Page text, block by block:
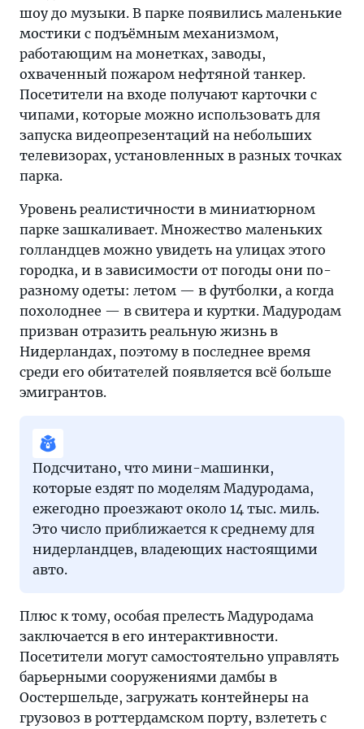
шоу до музыки. В парке появились маленькие
мостики с подъёмным механизмом,
работающим на монетках, заводы,
охваченный пожаром нефтяной танкер.
Посетители на входе получают карточки с
чипами, которые можно использовать для
запуска видеопрезентаций на небольших
телевизорах, установленных в разных точках
парка.
Уровень реалистичности в миниатюрном
парке зашкаливает. Множество маленьких
голландцев можно увидеть на улицах этого
городка, и в зависимости от погоды они по-
разному одеты: летом — в футболки, а когда
похолоднее — в свитера и куртки. Мадуродам
призван отразить реальную жизнь в
Нидерландах, поэтому в последнее время
среди его обитателей появляется всё больше
эмигрантов.
Подсчитано, что мини-машинки,
которые ездят по моделям Мадуродама,
ежегодно проезжают около 14 тыс. миль.
Это число приближается к среднему для
нидерландцев, владеющих настоящими
авто.
Плюс к тому, особая прелесть Мадуродама
заключается в его интерактивности.
Посетители могут самостоятельно управлять
барьерными сооружениями дамбы в
Оостершельде, загружать контейнеры на
грузовоз в роттердамском порту, взлететь с